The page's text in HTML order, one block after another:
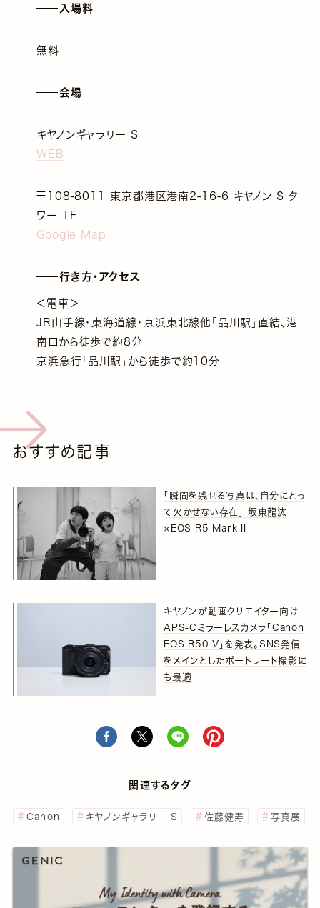
入場料
無料
会場
キヤノンギャラリー S
WEB
〒108-8011 東京都港区港南2-16-6 キヤノン S タ
ワー 1F
Google Map
行き方・アクセス
＜電車＞
JR山手線・東海道線・京浜東北線他「品川駅」直結、港
南口から徒歩で約8分
京浜急行「品川駅」から徒歩で約10分
おすすめ記事
「瞬間を残せる写真は、自分にとっ
て欠かせない存在」 坂東龍汰
×EOS R5 Mark II
キヤノンが動画クリエイター向け
APS-Cミラーレスカメラ「Canon
EOS R50 V」を発表。SNS発信
をメインとしたポートレート撮影に
も最適
関連するタグ
Canon キヤノンギャラリー S 佐藤健寿 写真展